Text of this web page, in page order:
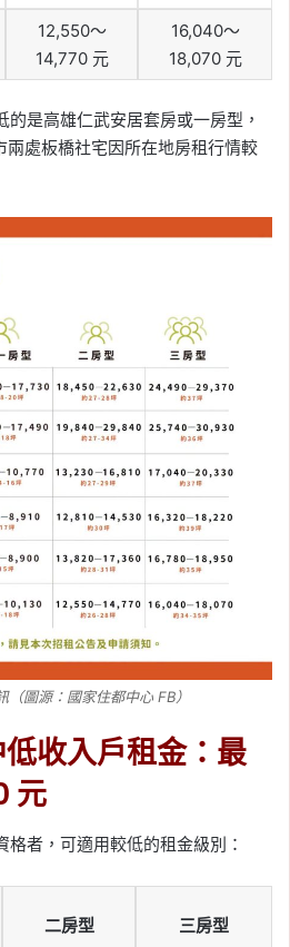
12,550～
14,770 元
16,040～
18,070 元
是高雄仁武安居套房或一房型，
兩處板橋社宅因所在地房租行情較
圖源：國家住都中心 FB）
收入戶租金：最
元
者，可適用較低的租金級別：
二房型 三房型